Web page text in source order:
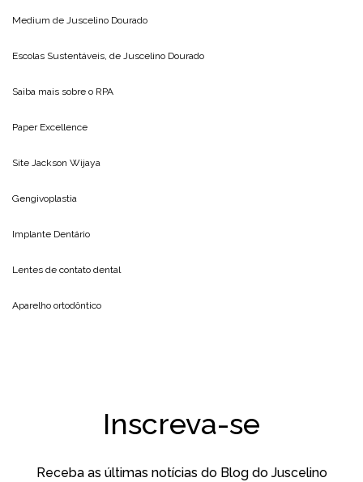
Medium de Juscelino Dourado
Escolas Sustentáveis, de Juscelino Dourado
Saiba mais sobre o RPA
Paper Excellence
Site Jackson Wijaya
Gengivoplastia
Implante Dentário
Lentes de contato dental
Aparelho ortodôntico
Inscreva-se
Receba as últimas notícias do Blog do Juscelino